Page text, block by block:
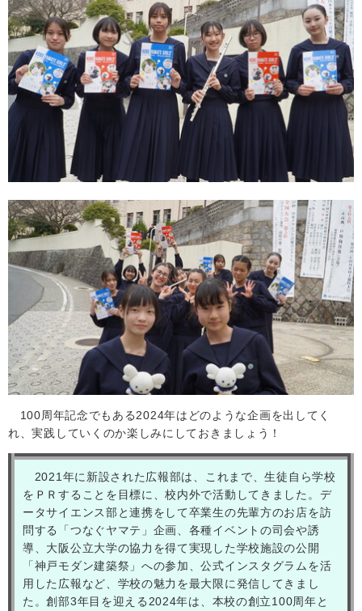
100周年記念でもある2024年はどのような企画を出してく
れ、実践していくのか楽しみにしておきましょう！
2021年に新設された広報部は、これまで、生徒自ら学校
をＰＲすることを目標に、校内外で活動してきました。デ
ータサイエンス部と連携をして卒業生の先輩方のお店を訪
問する「つなぐヤマテ」企画、各種イベントの司会や誘
導、大阪公立大学の協力を得て実現した学校施設の公開
「神戸モダン建築祭」への参加、公式インスタグラムを活
用した広報など、学校の魅力を最大限に発信してきまし
た。創部3年目を迎える2024年は、本校の創立100周年と